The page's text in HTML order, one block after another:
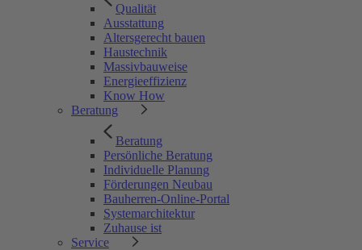
Qualität
Ausstattung
Altersgerecht bauen
Haustechnik
Massivbauweise
Energieeffizienz
Know How
Beratung
Beratung
Persönliche Beratung
Individuelle Planung
Förderungen Neubau
Bauherren-Online-Portal
Systemarchitektur
Zuhause ist
Service